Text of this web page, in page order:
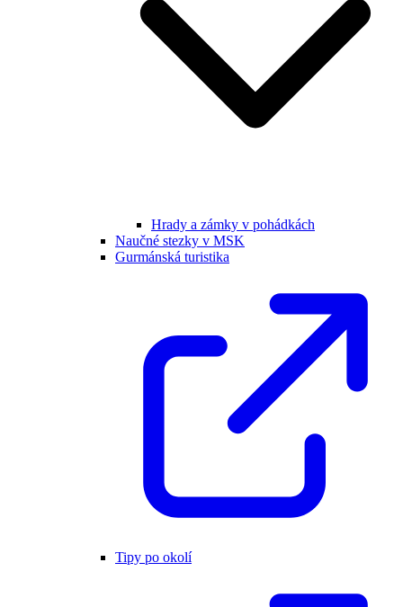
Hrady a zámky v pohádkách
Naučné stezky v MSK
Gurmánská turistika
Tipy po okolí